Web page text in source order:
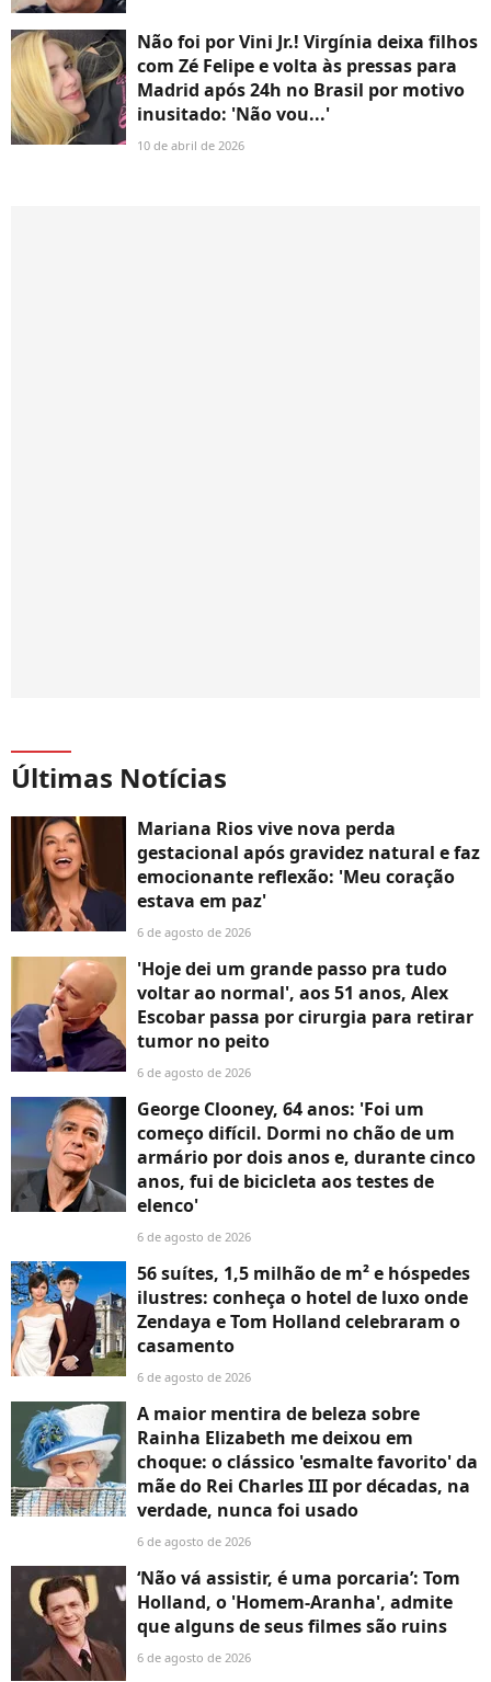
Não foi por Vini Jr.! Virgínia deixa filhos
com Zé Felipe e volta às pressas para
Madrid após 24h no Brasil por motivo
inusitado: 'Não vou...'
10 de abril de 2026
Últimas Notícias
Mariana Rios vive nova perda
gestacional após gravidez natural e faz
emocionante reflexão: 'Meu coração
estava em paz'
6 de agosto de 2026
'Hoje dei um grande passo pra tudo
voltar ao normal', aos 51 anos, Alex
Escobar passa por cirurgia para retirar
tumor no peito
6 de agosto de 2026
George Clooney, 64 anos: 'Foi um
começo difícil. Dormi no chão de um
armário por dois anos e, durante cinco
anos, fui de bicicleta aos testes de
elenco'
6 de agosto de 2026
56 suítes, 1,5 milhão de m² e hóspedes
ilustres: conheça o hotel de luxo onde
Zendaya e Tom Holland celebraram o
casamento
6 de agosto de 2026
A maior mentira de beleza sobre
Rainha Elizabeth me deixou em
choque: o clássico 'esmalte favorito' da
mãe do Rei Charles III por décadas, na
verdade, nunca foi usado
6 de agosto de 2026
‘Não vá assistir, é uma porcaria’: Tom
Holland, o 'Homem-Aranha', admite
que alguns de seus filmes são ruins
6 de agosto de 2026